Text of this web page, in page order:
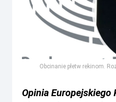
Obcinanie płetw rekinom.
Opinia Europejskiego